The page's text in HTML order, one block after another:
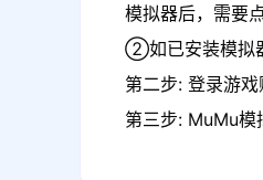
模拟器后，需要
②如已安装模拟
第二步: 登录游
第三步: MuMu模